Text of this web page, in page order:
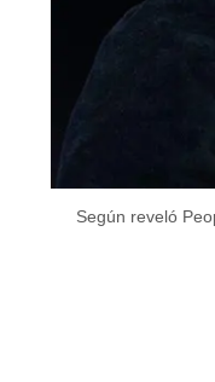
Según reveló